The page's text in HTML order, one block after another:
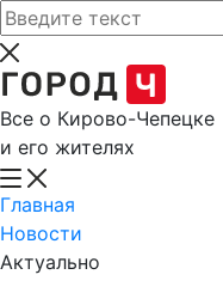
Все о Кирово-Чепецке
и его жителях
Главная
Новости
Актуально